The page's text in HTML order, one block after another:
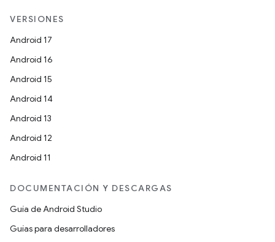
VERSIONES
Android 17
Android 16
Android 15
Android 14
Android 13
Android 12
Android 11
DOCUMENTACIÓN Y DESCARGAS
Guía de Android Studio
Guías para desarrolladores